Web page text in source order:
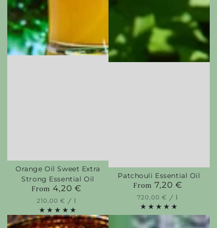
Orange Oil Sweet Extra
Strong Essential Oil
Regular
price
From 4,20 €
Unit
price
210,00 € / per
l
Patchouli Essential Oil
Regular
price
From 7,20 €
Unit
price
720,00 € / per
l